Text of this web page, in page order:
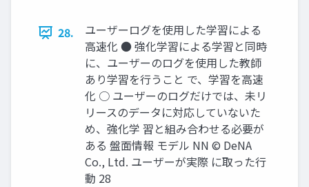
28.
ユーザーログを使用した学習による
高速化 ● 強化学習による学習と同時
に、ユーザーのログを使用した教師
あり学習を行うこと で、学習を高速
化 ○ ユーザーのログだけでは、未リ
リースのデータに対応していないた
め、強化学 習と組み合わせる必要が
ある 盤面情報 モデル NN © DeNA
Co., Ltd. ユーザーが実際 に取った行
動 28